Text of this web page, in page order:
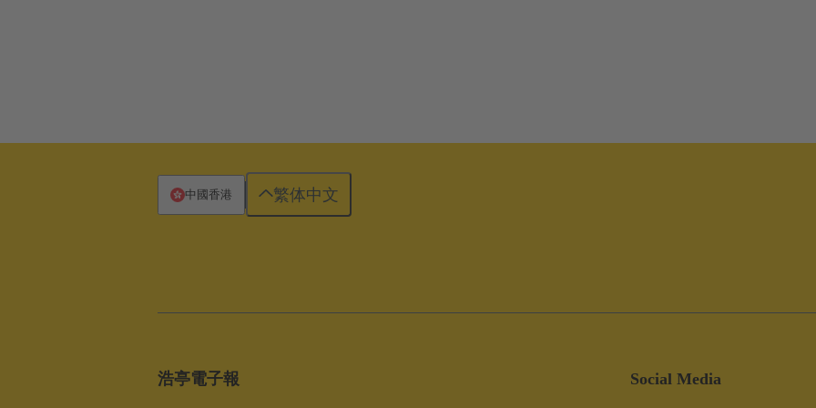
浩亭電子報 Social Media
中國香港 繁体中文